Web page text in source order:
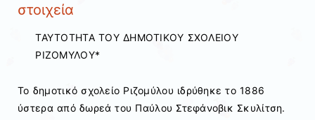
στοιχεία
ΤΑΥΤΟΤΗΤΑ ΤΟΥ ΔΗΜΟΤΙΚΟΥ ΣΧΟΛΕΙΟΥ
ΡΙΖΟΜΥΛΟΥ*
Το δημοτικό σχολείο Ριζομύλου ιδρύθηκε το 1886
ύστερα από δωρεά του Παύλου Στεφάνοβικ Σκυλίτση.